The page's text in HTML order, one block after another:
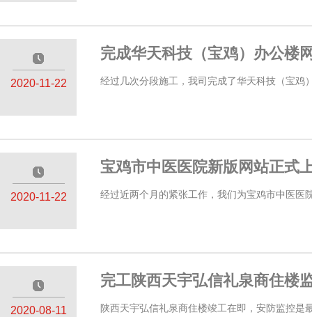
—————
2020-11-22
完成华天科技（宝鸡）办公楼
经过几次分段施工，我司完成了华天科技（宝鸡
—————
2020-11-22
宝鸡市中医医院新版网站正式
经过近两个月的紧张工作，我们为宝鸡市中医医
—————
2020-08-11
完工陕西天宇弘信礼泉商住楼
陕西天宇弘信礼泉商住楼竣工在即，安防监控